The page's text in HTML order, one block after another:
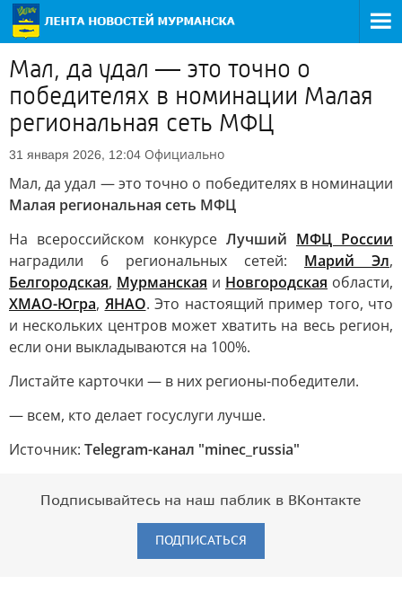
Мал, да удал — это точно о
победителях в номинации Малая
региональная сеть МФЦ
31 января 2026, 12:04 Официально
Мал, да удал — это точно о победителях в номинации
Малая региональная сеть МФЦ
На всероссийском конкурсе Лучший МФЦ России
наградили 6 региональных сетей: Марий Эл,
Белгородская, Мурманская и Новгородская области,
ХМАО-Югра, ЯНАО. Это настоящий пример того, что
и нескольких центров может хватить на весь регион,
если они выкладываются на 100%.
Листайте карточки — в них регионы-победители.
— всем, кто делает госуслуги лучше.
Источник: Telegram-канал "minec_russia"
Подписывайтесь на наш паблик в ВКонтакте
ПОДПИСАТЬСЯ